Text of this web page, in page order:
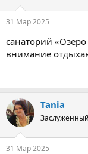
31 Мар 2025
санаторий
внимание
Tania
31 Мар 2025